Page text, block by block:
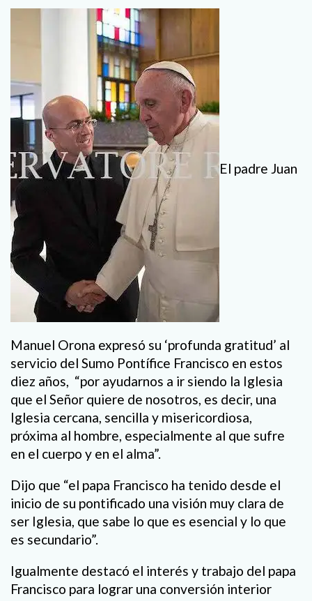
El padre Juan
Manuel Orona expresó su ‘profunda gratitud’ al
servicio del Sumo Pontífice Francisco en estos
diez años, “por ayudarnos a ir siendo la Iglesia
que el Señor quiere de nosotros, es decir, una
Iglesia cercana, sencilla y misericordiosa,
próxima al hombre, especialmente al que sufre
en el cuerpo y en el alma”.
Dijo que “el papa Francisco ha tenido desde el
inicio de su pontificado una visión muy clara de
ser Iglesia, que sabe lo que es esencial y lo que
es secundario”.
Igualmente destacó el interés y trabajo del papa
Francisco para lograr una conversión interior